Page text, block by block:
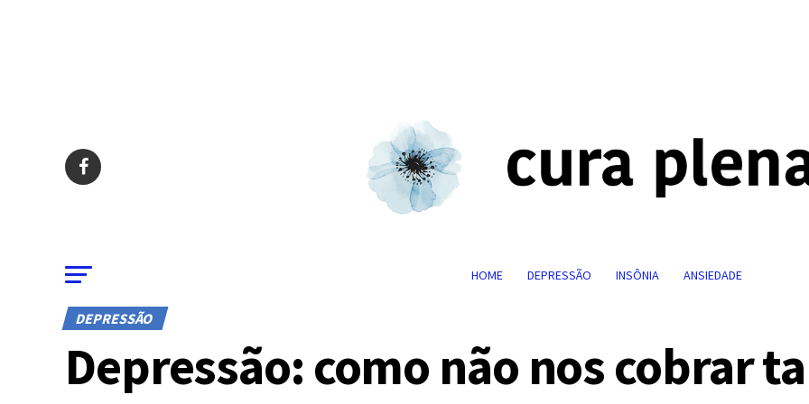
HOME DEPRESSÃO INSÔNIA ANSIEDADE
DEPRESSÃO
Depressão: como não nos cobrar